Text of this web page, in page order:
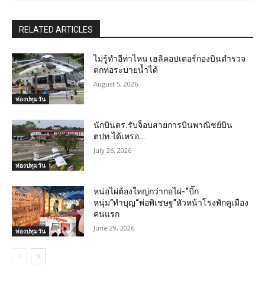
RELATED ARTICLES
ท่องปทุมวัน
ไม่รู้ทำอีท่าไหน เฮลิคอปเตอร์กองบินตำรวจ
ตกท่อระบายน้ำได้
August 5, 2026
ท่องปทุมวัน
นักบินตร.รับจ็อบสายการบินพาณิชย์บิน
ตปท.ได้เหรอ…
July 26, 2026
ท่องปทุมวัน
หน่อไผ่ต้องใหญ่กว่ากอไผ่-“บิ๊ก
หนุ่ม”ทำบุญ“พ่อพิเชษฐ”หัวหน้าโรงพักคูเมือง
คนแรก
June 29, 2026